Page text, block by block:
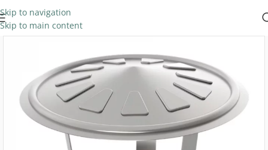
Skip to navigation
Skip to main content